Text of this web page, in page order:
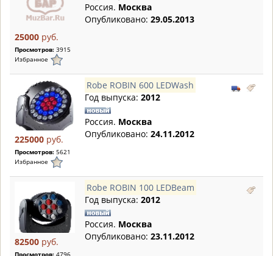
25000 руб.
Просмотров: 3915
Избранное
Россия. Москва
Опубликовано: 29.05.2013
225000 руб.
Просмотров: 5621
Избранное
Robe ROBIN 600 LEDWash
Год выпуска: 2012
Россия. Москва
Опубликовано: 24.11.2012
82500 руб.
Robe ROBIN 100 LEDBeam
Год выпуска: 2012
Россия. Москва
Опубликовано: 23.11.2012